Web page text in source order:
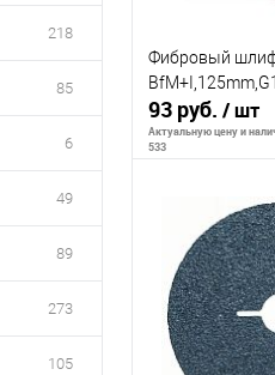
218
85
6
49
89
273
105
Фибровый
BfM+I,125mm,G1
93 руб. / шт
Актуальную цену и
533
В
К сравнению
В избранное